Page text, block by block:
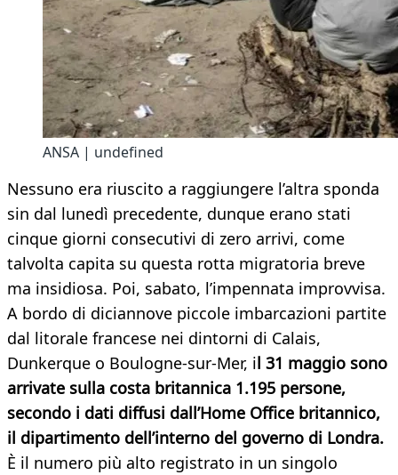
ANSA | undefined
Nessuno era riuscito a raggiungere l’altra sponda
sin dal lunedì precedente, dunque erano stati
cinque giorni consecutivi di zero arrivi, come
talvolta capita su questa rotta migratoria breve
ma insidiosa. Poi, sabato, l’impennata improvvisa.
A bordo di diciannove piccole imbarcazioni partite
dal litorale francese nei dintorni di Calais,
Dunkerque o Boulogne-sur-Mer, il 31 maggio sono
arrivate sulla costa britannica 1.195 persone,
secondo i dati diffusi dall’Home Office britannico,
il dipartimento dell’interno del governo di Londra.
È il numero più alto registrato in un singolo